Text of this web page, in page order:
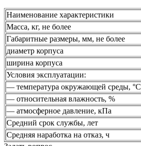
Наименование характеристики
Масса, кг, не более
Габаритные размеры, мм, не более
диаметр корпуса
ширина корпуса
Условия эксплуатации:
— температура окружающей среды, °С
— относительная влажность, %
— атмосферное давление, кПа
Средний срок службы, лет
Средняя наработка на отказ, ч